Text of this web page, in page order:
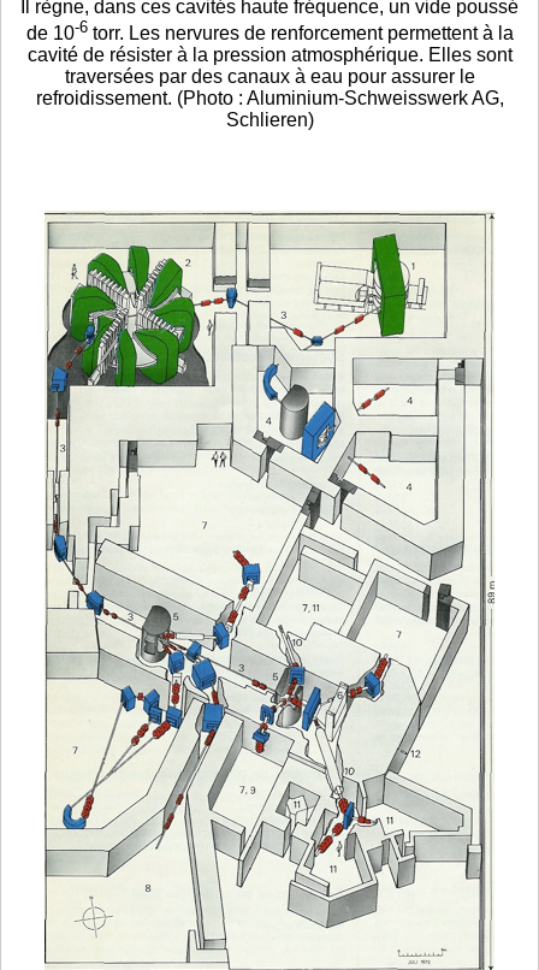
Il règne, dans ces cavités haute fréquence, un vide poussé
de 10-6torr. Les nervures de renforcement permettent à la
cavité de résister à la pression atmosphérique. Elles sont
traversées par des canaux à eau pour assurer le
refroidissement. (Photo : Aluminium-Schweisswerk AG,
Schlieren)